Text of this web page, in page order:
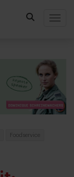
Foodservice